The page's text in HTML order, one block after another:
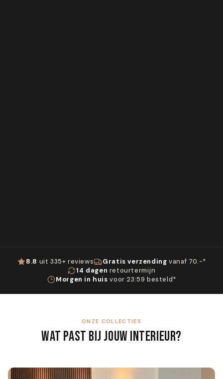
8.8 uit 335+ reviews Gratis verzending vanaf 70.-*
14 dagen retourtermijn
Morgen in huis voor 23:59 besteld*
ONZE COLLECTIES
WAT PAST BIJ JOUW INTERIEUR?